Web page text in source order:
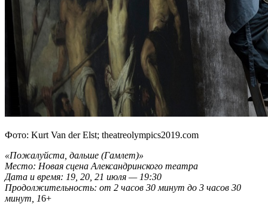
Фото: Kurt Van der Elst; theatreolympics2019.com
«Пожалуйста, дальше (Гамлет)»
Место: Новая сцена Александринского театра
Дата и время: 19, 20, 21 июля — 19:30
Продолжительность: от 2 часов 30 минут до 3 часов 30
минут, 16+